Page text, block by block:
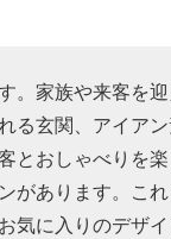
。家族や来客を
る玄関、アイア
とおしゃべりを
があります。こ
気に入りのデザ